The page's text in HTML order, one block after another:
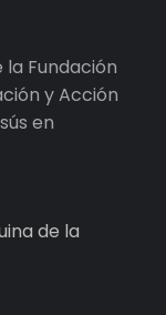
la Fundación
y Acción
en
de la